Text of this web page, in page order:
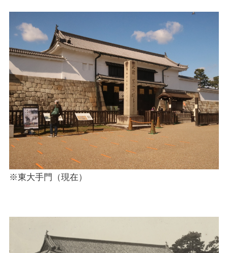
※東大手門（現在）